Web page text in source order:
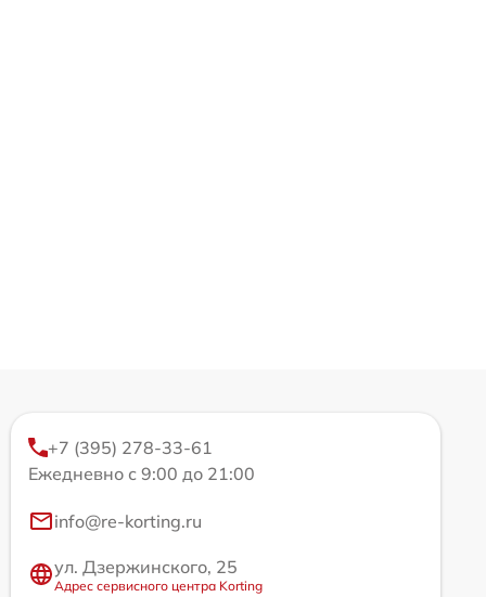
+7 (395) 278-33-61
Ежедневно с 9:00 до 21:00
info@re-korting.ru
ул. Дзержинского, 25
Адрес сервисного центра Korting